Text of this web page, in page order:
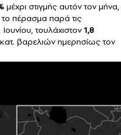
μέχρι στιγμής αυτόν τον μήνα,
πέρασμα παρά τις
τουλάχιστον1,8
βαρελιών ημερησίως τον